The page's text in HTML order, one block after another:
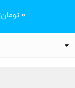
۰ تومان